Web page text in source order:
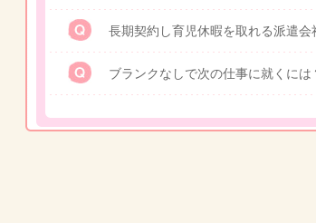
長期契約し育児休暇を取れる派遣会
ブランクなしで次の仕事に就くには